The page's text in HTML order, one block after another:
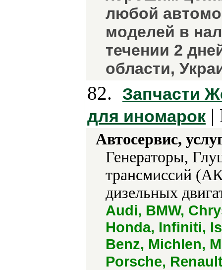
любой
моделей в
течении 2
области,
82.
Запчасти
для иномарок |
Автосервис,
Генераторы,
трансмиссий
дизельных
Audi, BMW,
Honda, Infiniti,
Benz, Michlen,
Porsche,